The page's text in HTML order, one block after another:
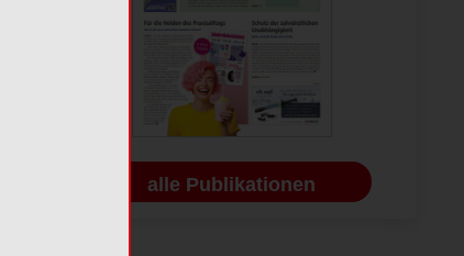
alle Publikationen